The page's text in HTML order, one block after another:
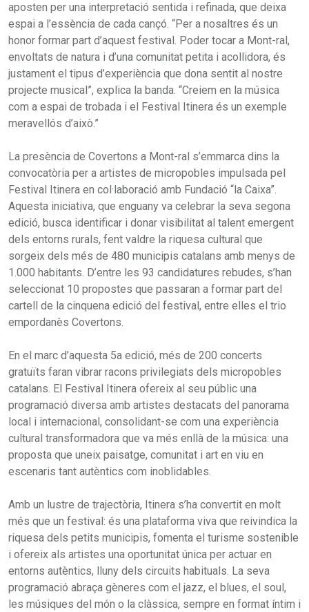
aposten per una interpretació sentida i refinada, que deixa
espai a l’essència de cada cançó. “Per a nosaltres és un
honor formar part d’aquest festival. Poder tocar a Mont-ral,
envoltats de natura i d’una comunitat petita i acollidora, és
justament el tipus d’experiència que dona sentit al nostre
projecte musical”, explica la banda. “Creiem en la música
com a espai de trobada i el Festival Itinera és un exemple
meravellós d’això.”
La presència de Covertons a Mont-ral s’emmarca dins la
convocatòria per a artistes de micropobles impulsada pel
Festival Itinera en col·laboració amb Fundació “la Caixa”.
Aquesta iniciativa, que enguany va celebrar la seva segona
edició, busca identificar i donar visibilitat al talent emergent
dels entorns rurals, fent valdre la riquesa cultural que
sorgeix dels més de 480 municipis catalans amb menys de
1.000 habitants. D’entre les 93 candidatures rebudes, s’han
seleccionat 10 propostes que passaran a formar part del
cartell de la cinquena edició del festival, entre elles el trio
empordanès Covertons.
En el marc d’aquesta 5a edició, més de 200 concerts
gratuïts faran vibrar racons privilegiats dels micropobles
catalans. El Festival Itinera ofereix al seu públic una
programació diversa amb artistes destacats del panorama
local i internacional, consolidant-se com una experiència
cultural transformadora que va més enllà de la música: una
proposta que uneix paisatge, comunitat i art en viu en
escenaris tant autèntics com inoblidables.
Amb un lustre de trajectòria, Itinera s’ha convertit en molt
més que un festival: és una plataforma viva que reivindica la
riquesa dels petits municipis, fomenta el turisme sostenible
i ofereix als artistes una oportunitat única per actuar en
entorns autèntics, lluny dels circuits habituals. La seva
programació abraça gèneres com el jazz, el blues, el soul,
les músiques del món o la clàssica, sempre en format íntim i